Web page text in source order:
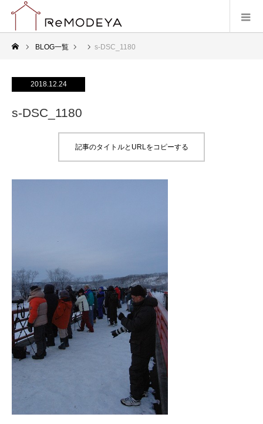
BLOG一覧 s-DSC_1180
2018.12.24
s-DSC_1180
記事のタイトルとURLをコピーする